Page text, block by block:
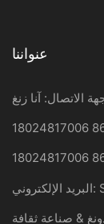
عنواننا
الاتصال: آنا زنغ
البريد الإلكتروني:
، قوانغدونغ & صناعة ثقافة